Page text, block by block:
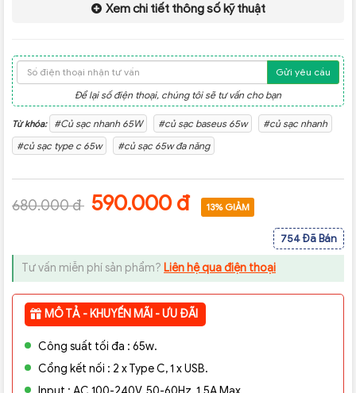
Xem chi tiết thông số kỹ thuật
Gửi yêu cầu
Để lại số điện thoại, chúng tôi sẽ tư vấn cho bạn
Từ khóa: #Củ sạc nhanh 65W #củ sạc baseus 65w
#củ sạc nhanh
#củ sạc type c 65w
#củ sạc 65w đa năng
680.000 đ 590.000 đ 13% GIẢM
754 Đã Bán
Tư vấn miễn phí sản phẩm? Liên hệ qua điện thoại
MÔ TẢ - KHUYẾN MÃI - ƯU ĐÃI
Công suất tối đa : 65w.
Cổng kết nối : 2 x Type C, 1 x USB.